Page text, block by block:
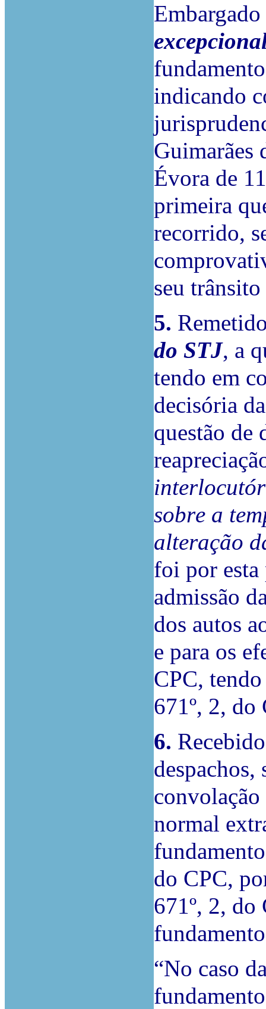
indicando
Guimarães
Évora de
primeira
recorrido,
seu
5.
do STJ, a
tendo em
decisória
questão de
sobre a
alteração
foi por esta
admissão
dos autos
e para os
CPC,
671º, 2, do
6.
despachos,
normal
do CPC,
671º, 2, do
“No caso